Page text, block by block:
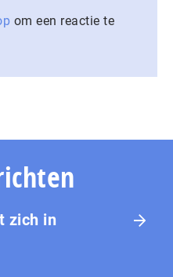
om een reactie te
zich in